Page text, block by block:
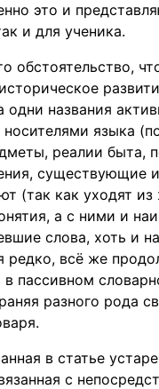
это и
и для ученика.
обстоятельство,
одни названия
носителями языка
реалии быта,
существующие
(так как уходят
а с ними и
слова, хоть и
редко, всё же
в пассивном
разного рода
в статье
с